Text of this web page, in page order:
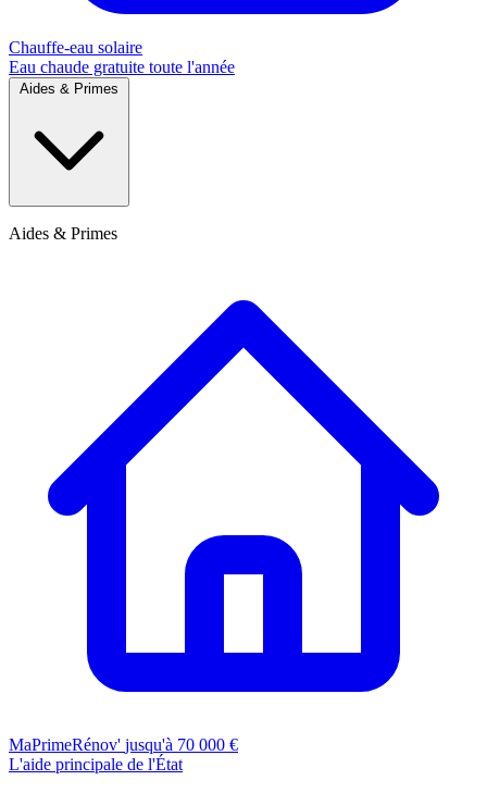
Chauffe-eau solaire
Eau chaude gratuite toute l'année
Aides & Primes
MaPrimeRénov' jusqu'à 70 000 €
L'aide principale de l'État